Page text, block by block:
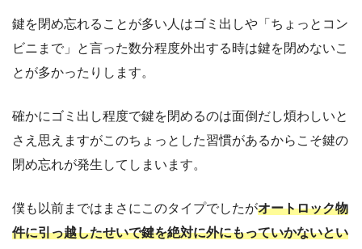
鍵を閉め忘れることが多い人はゴミ出しや「ちょっとコン
ビニまで」と言った数分程度外出する時は鍵を閉めないこ
とが多かったりします。
確かにゴミ出し程度で鍵を閉めるのは面倒だし煩わしいと
さえ思えますがこのちょっとした習慣があるからこそ鍵の
閉め忘れが発生してしまいます。
僕も以前まではまさにこのタイプでしたがオートロック物
件に引っ越したせいで鍵を絶対に外にもっていかないとい